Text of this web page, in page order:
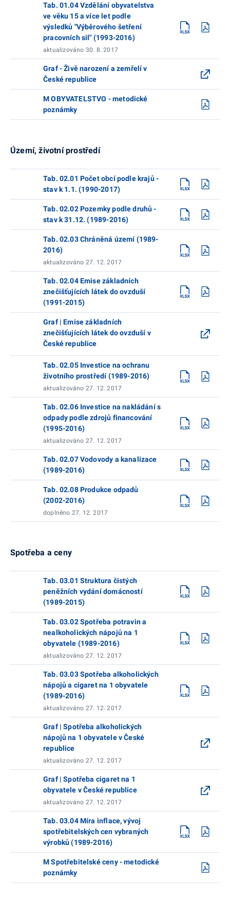
Tab. 01.04 Vzdělání obyvatelstva
ve věku 15 a více let podle
výsledků "Výběrového šetření
pracovních sil" (1993-2016)
aktualizováno 30. 8. 2017
Graf - Živě narození a zemřelí v
České republice
M OBYVATELSTVO - metodické
poznámky
Území, životní prostředí
Tab. 02.01 Počet obcí podle krajů -
stav k 1.1. (1990-2017)
Tab. 02.02 Pozemky podle druhů -
stav k 31.12. (1989-2016)
Tab. 02.03 Chráněná území (1989-
2016)
aktualizováno 27. 12. 2017
Tab. 02.04 Emise základních
znečišťujících látek do ovzduší
(1991-2015)
Graf | Emise základních
znečišťujících látek do ovzduší v
České republice
Tab. 02.05 Investice na ochranu
životního prostředí (1989-2016)
aktualizováno 27. 12. 2017
Tab. 02.06 Investice na nakládání s
odpady podle zdrojů financování
(1995-2016)
aktualizováno 27. 12. 2017
Tab. 02.07 Vodovody a kanalizace
(1989-2016)
Tab. 02.08 Produkce odpadů
(2002-2016)
doplněno 27. 12. 2017
Spotřeba a ceny
Tab. 03.01 Struktura čistých
peněžních vydání domácností
(1989-2015)
Tab. 03.02 Spotřeba potravin a
nealkoholických nápojů na 1
obyvatele (1989-2016)
aktualizováno 27. 12. 2017
Tab. 03.03 Spotřeba alkoholických
nápojů a cigaret na 1 obyvatele
(1989-2016)
aktualizováno 27. 12. 2017
Graf | Spotřeba alkoholických
nápojů na 1 obyvatele v České
republice
aktualizováno 27. 12. 2017
Graf | Spotřeba cigaret na 1
obyvatele v České republice
aktualizováno 27. 12. 2017
Tab. 03.04 Míra inflace, vývoj
spotřebitelských cen vybraných
výrobků (1989-2016)
M Spotřebitelské ceny - metodické
poznámky